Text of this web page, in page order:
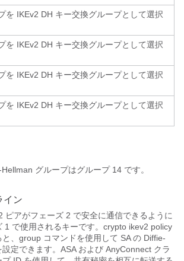
を IKEv2 DH キー交換グループとして選択
を IKEv2 DH キー交換グループとして選択
を IKEv2 DH キー交換グループとして選択
を IKEv2 DH キー交換グループとして選択
グループはグループ 14 です。
イン
ピアがフェーズ 2 で安全に通信できるように
1 で使用されるキーです。crypto ikev2 policy
、group コマンドを使用して SA の Diffie-
定できます。ASA および AnyConnect クラ